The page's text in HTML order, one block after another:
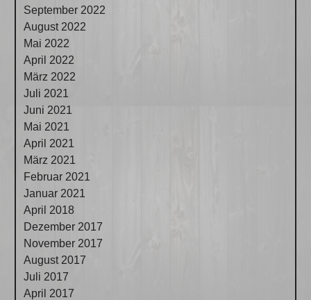
September 2022
August 2022
Mai 2022
April 2022
März 2022
Juli 2021
Juni 2021
Mai 2021
April 2021
März 2021
Februar 2021
Januar 2021
April 2018
Dezember 2017
November 2017
August 2017
Juli 2017
April 2017